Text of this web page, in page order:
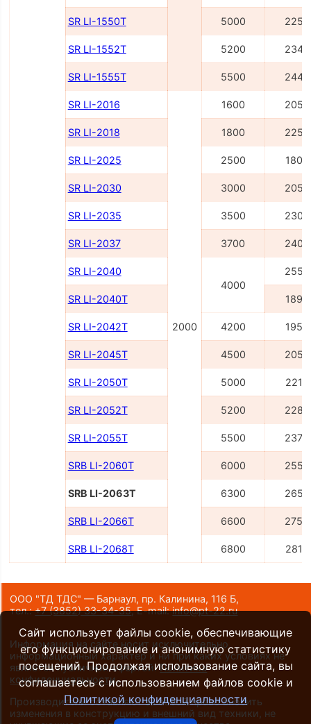
SR LI-1550Т 5000 2255
SR LI-1552Т 5200 2345
SR LI-1555Т 5500 2445
SR LI-2016
2000
1600 2055
SR LI-2018 1800 2255
SR LI-2025 2500 1805
SR LI-2030 3000 2055
SR LI-2035 3500 2305
SR LI-2037 3700 2405
SR LI-2040
4000
2555
SR LI-2040Т 1895
SR LI-2042Т 4200 1955
SR LI-2045Т 4500 2055
SR LI-2050Т 5000 2215
SR LI-2052Т 5200 2285
SR LI-2055Т 5500 2375
SRB LI-2060Т 6000 2556
SRB LI-2063Т 6300 2656
SRB LI-2066Т 6600 2756
SRB LI-2068Т 6800 2816
ООО "ТД ТДС" — Барнаул, пр. Калинина, 116 Б,
тел.:+7 (3852) 33-34-35,E-mail:info@pt-22.ru
Информация на сайте носит исключительно
информационный характер и ни при каких условиях не
является публичной офертой.Политика
конфиденциальности.
Производители оставляют за собой право вносить
изменения в конструкцию и внешний вид техники, не
Сайт использует файлы cookie, обеспечивающие
его функционирование и анонимную статистику
посещений. Продолжая использование сайта, вы
соглашаетесь с использованием файлов cookie и
Политикой конфиденциальности